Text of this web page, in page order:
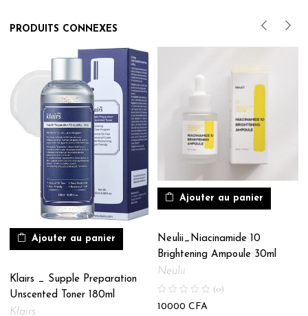
PRODUITS CONNEXES
Ajouter au panier
Klairs _ Supple Preparation
Unscented Toner 180ml
Klairs
Ajouter au panier
Neulii_Niacinamide 10
Brightening Ampoule 30ml
Neulii
(0)
10000CFA